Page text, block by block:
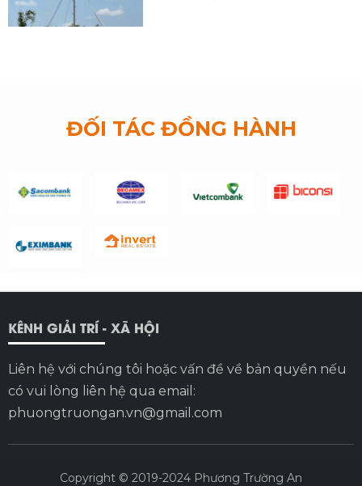
ĐỐI TÁC ĐỒNG HÀNH
KÊNH GIẢI TRÍ - XÃ HỘI
Liên hệ với chúng tôi hoặc vấn đề về bản quyền nếu
có vui lòng liên hệ qua email:
phuongtruongan.vn@gmail.com
Copyright © 2019-2024 Phương Trường An